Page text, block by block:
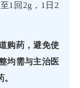
1回2g，1日2
购药，避免使
均需与主治医